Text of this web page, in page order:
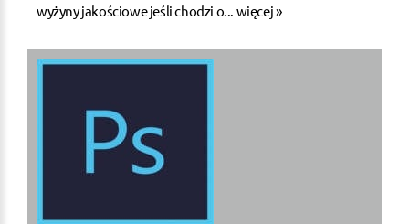
wyżyny jakościowe jeśli chodzi o... więcej »